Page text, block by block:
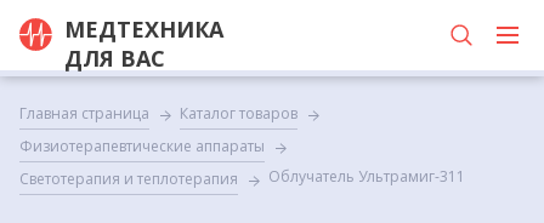
МЕДТЕХНИКА
ДЛЯ ВАС
Главная страница
Каталог товаров
Физиотерапевтические аппараты
Светотерапия и теплотерапия
Облучатель Ультрамиг-311